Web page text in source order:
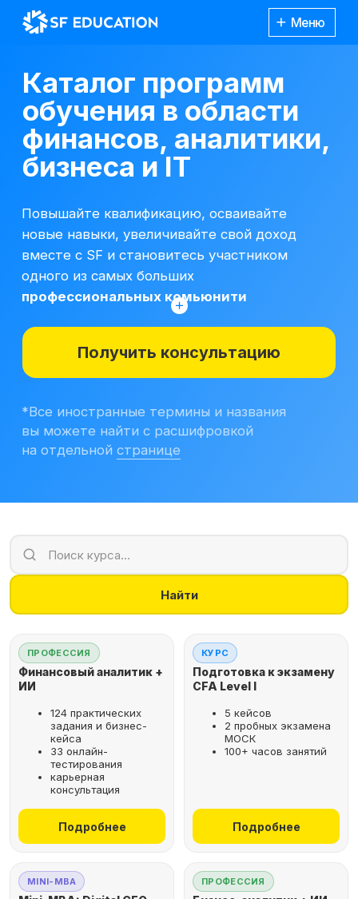
обучения в области
финансов, аналитики,
бизнеса и IT
*Все иностранные термины и названия
вы можете найти с расшифровкой
Получить консультацию
Повышайте квалификацию, осваивайте
новые навыки, увеличивайте свой доход
профессиональных комьюнити
Найти
ПРОФЕССИЯ
Финансовый аналитик +
ИИ
124 практических
задания и бизнес-
кейса
33 онлайн-
тестирования
карьерная
консультация
Подробнее
КУРС
Подготовка к экзамену
CFA Level I
5 кейсов
2 пробных экзамена
МОСК
100+ часов занятий
Подробнее
MINI-MBA ПРОФЕССИЯ